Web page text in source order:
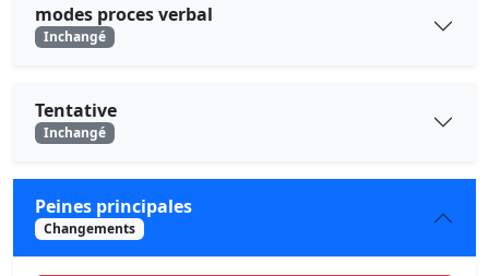
modes proces verbal
Inchangé
Tentative
Inchangé
Peines principales
Changements